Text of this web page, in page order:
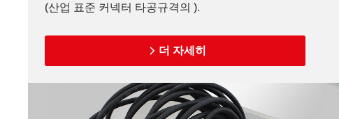
(산업 표준 커넥터 타공규격의 ).
더 자세히